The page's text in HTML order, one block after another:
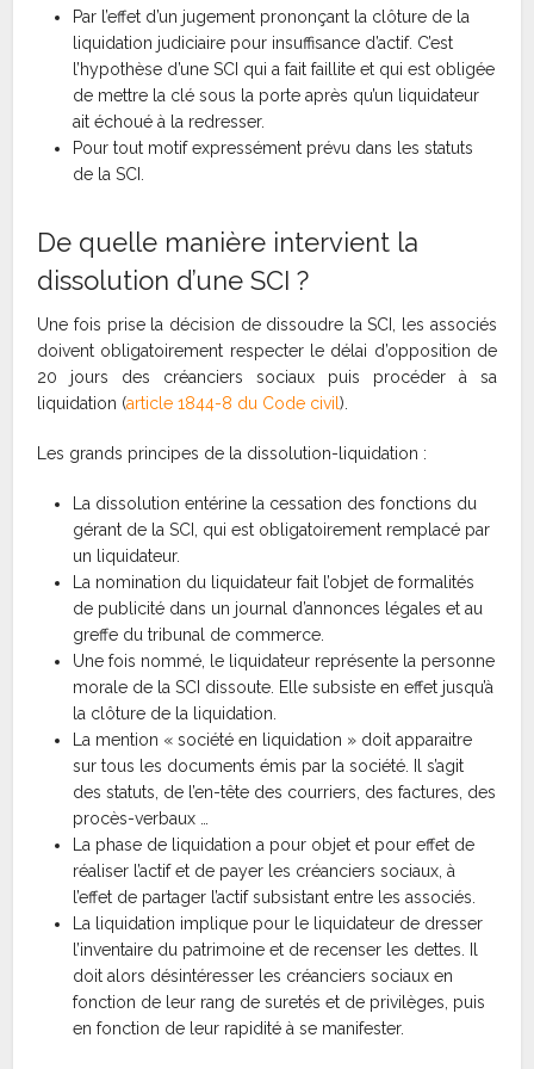
Par l’effet d’un jugement prononçant la clôture de la
liquidation judiciaire pour insuffisance d’actif. C’est
l’hypothèse d’une SCI qui a fait faillite et qui est obligée
de mettre la clé sous la porte après qu’un liquidateur
ait échoué à la redresser.
Pour tout motif expressément prévu dans les statuts
de la SCI.
De quelle manière intervient la
dissolution d’une SCI ?
Une fois prise la décision de dissoudre la SCI, les associés
doivent obligatoirement respecter le délai d’opposition de
20 jours des créanciers sociaux puis procéder à sa
liquidation (article 1844-8 du Code civil).
Les grands principes de la dissolution-liquidation :
La dissolution entérine la cessation des fonctions du
gérant de la SCI, qui est obligatoirement remplacé par
un liquidateur.
La nomination du liquidateur fait l’objet de formalités
de publicité dans un journal d’annonces légales et au
greffe du tribunal de commerce.
Une fois nommé, le liquidateur représente la personne
morale de la SCI dissoute. Elle subsiste en effet jusqu’à
la clôture de la liquidation.
La mention « société en liquidation » doit apparaitre
sur tous les documents émis par la société. Il s’agit
des statuts, de l’en-tête des courriers, des factures, des
procès-verbaux …
La phase de liquidation a pour objet et pour effet de
réaliser l’actif et de payer les créanciers sociaux, à
l’effet de partager l’actif subsistant entre les associés.
La liquidation implique pour le liquidateur de dresser
l’inventaire du patrimoine et de recenser les dettes. Il
doit alors désintéresser les créanciers sociaux en
fonction de leur rang de suretés et de privilèges, puis
en fonction de leur rapidité à se manifester.